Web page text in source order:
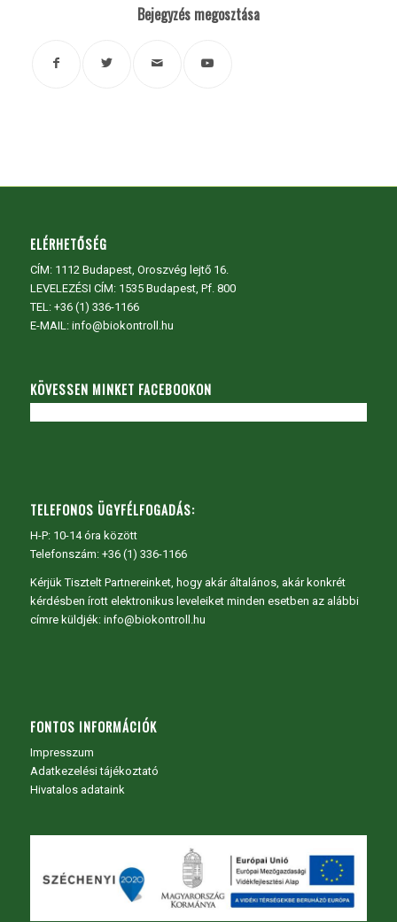
Bejegyzés megosztása
ELÉRHETŐSÉG
CÍM: 1112 Budapest, Oroszvég lejtő 16.
LEVELEZÉSI CÍM: 1535 Budapest, Pf. 800
TEL: +36 (1) 336-1166
E-MAIL: info@biokontroll.hu
KÖVESSEN MINKET FACEBOOKON
TELEFONOS ÜGYFÉLFOGADÁS:
H-P: 10-14 óra között
Telefonszám: +36 (1) 336-1166
Kérjük Tisztelt Partnereinket, hogy akár általános, akár konkrét
kérdésben írott elektronikus leveleiket minden esetben az alábbi
címre küldjék: info@biokontroll.hu
FONTOS INFORMÁCIÓK
Impresszum
Adatkezelési tájékoztató
Hivatalos adataink